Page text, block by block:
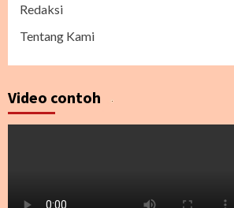
Redaksi
Tentang Kami
Video contoh